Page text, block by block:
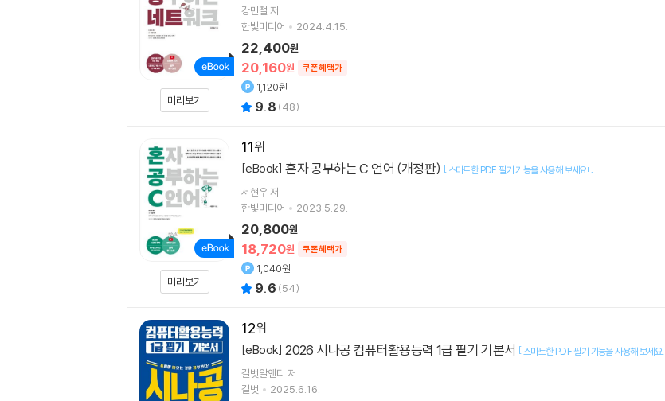
미리보기
강민철 저
한빛미디어
2024.4.15.
20,160원 쿠폰혜택가
22,400원
1,120원
9.8 (48)
11
미리보기
[eBook] 혼자 공부하는 C 언어 (개정판) [스마트한 PDF 필기 기능을 사용해 보세요!]
서현우저
한빛미디어
2023.5.29.
18,720원 쿠폰혜택가
20,800원
1,040원
9.6 (54)
12
[eBook] 2026 시나공 컴퓨터활용능력 1급 필기 기본서 [스마트한 PDF 필기 기능을 사용해 보세요!
길벗알앤디 저
길벗
2025.6.16.